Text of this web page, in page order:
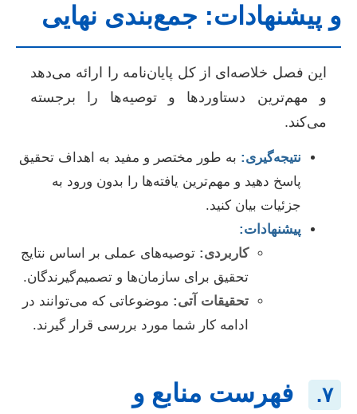
و پیشنهادات: جمع‌بندی نهایی
این فصل خلاصه‌ای از کل پایان‌نامه را ارائه می‌دهد
و مهم‌ترین دستاوردها و توصیه‌ها را برجسته
می‌کند.
نتیجه‌گیری: به طور مختصر و مفید به اهداف تحقیق
پاسخ دهید و مهم‌ترین یافته‌ها را بدون ورود به
جزئیات بیان کنید.
پیشنهادات:
کاربردی: توصیه‌های عملی بر اساس نتایج
تحقیق برای سازمان‌ها و تصمیم‌گیرندگان.
تحقیقات آتی: موضوعاتی که می‌توانند در
ادامه کار شما مورد بررسی قرار گیرند.
۷.
فهرست منابع و